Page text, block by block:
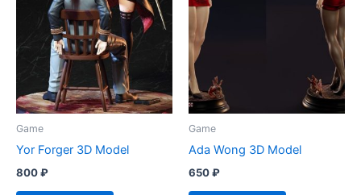
Game
Yor Forger 3D Model
800₽
Game
Ada Wong 3D Model
650₽